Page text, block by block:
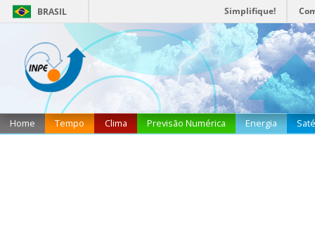
Home Tempo Clima Previsão Numérica Energia
BRASIL Simplifique!